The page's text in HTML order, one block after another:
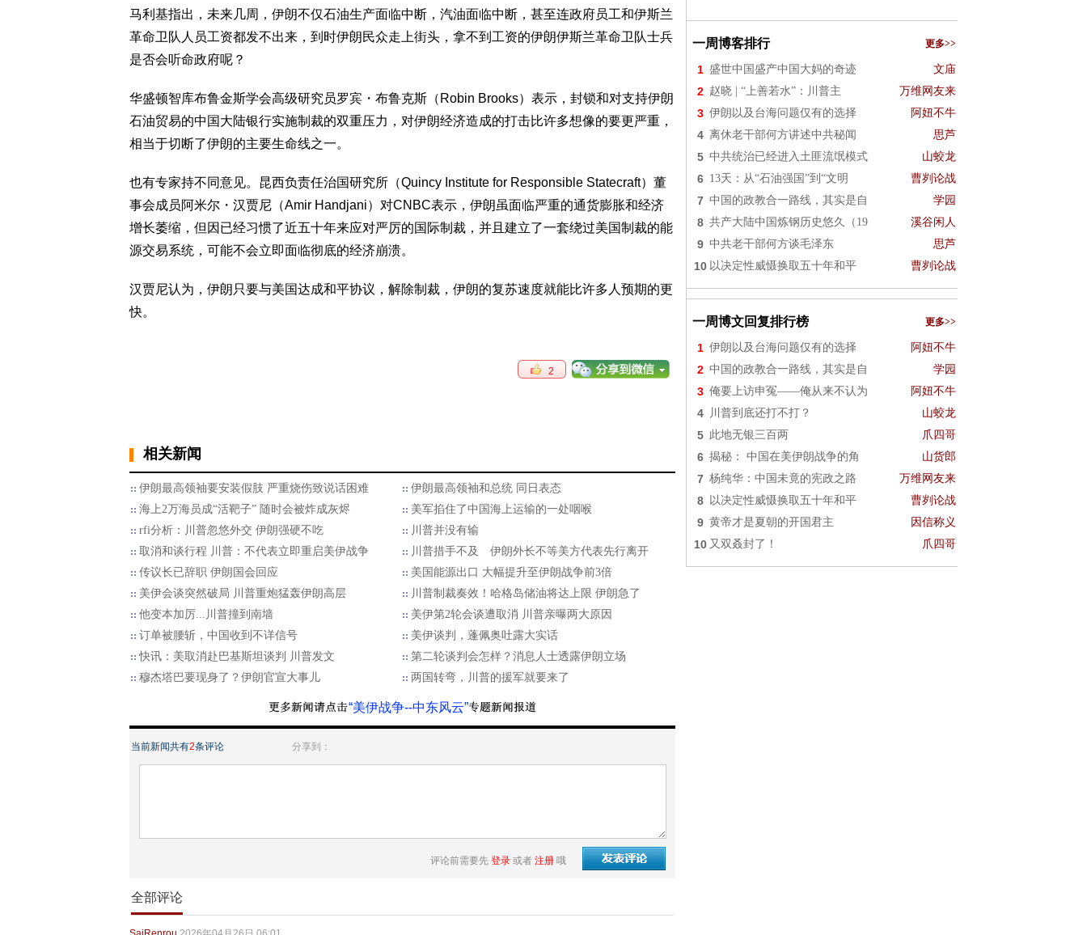
马利基指出，未来几周，伊朗不仅石油生产面临中断，汽油面临中断，甚至连政府员工和伊斯兰
革命卫队人员工资都发不出来，到时伊朗民众走上街头，拿不到工资的伊朗伊斯兰革命卫队士兵
是否会听命政府呢？
华盛顿智库布鲁金斯学会高级研究员罗宾・布鲁克斯（Robin Brooks）表示，封锁和对支持伊朗
石油贸易的中国大陆银行实施制裁的双重压力，对伊朗经济造成的打击比许多想像的要更严重，
相当于切断了伊朗的主要生命线之一。
也有专家持不同意见。昆西负责任治国研究所（Quincy Institute for Responsible Statecraft）董
事会成员阿米尔・汉贾尼（Amir Handjani）对CNBC表示，伊朗虽面临严重的通货膨胀和经济
增长萎缩，但因已经习惯了近五十年来应对严厉的国际制裁，并且建立了一套绕过美国制裁的能
源交易系统，可能不会立即面临彻底的经济崩溃。
汉贾尼认为，伊朗只要与美国达成和平协议，解除制裁，伊朗的复苏速度就能比许多人预期的更
快。
2
相关新闻
伊朗最高领袖要安装假肢 严重烧伤致说话困难
伊朗最高领袖和总统 同日表态
海上2万海员成“活靶子” 随时会被炸成灰烬
美军掐住了中国海上运输的一处咽喉
rfi分析：川普忽悠外交 伊朗强硬不吃
川普并没有输
取消和谈行程 川普：不代表立即重启美伊战争
川普措手不及 伊朗外长不等美方代表先行离开
传议长已辞职 伊朗国会回应
美国能源出口 大幅提升至伊朗战争前3倍
美伊会谈突然破局 川普重炮猛轰伊朗高层
川普制裁奏效！哈格岛储油将达上限 伊朗急了
他变本加厉...川普撞到南墙
美伊第2轮会谈遭取消 川普亲曝两大原因
订单被腰斩，中国收到不详信号
美伊谈判，蓬佩奥吐露大实话
快讯：美取消赴巴基斯坦谈判 川普发文
第二轮谈判会怎样？消息人士透露伊朗立场
穆杰塔巴要现身了？伊朗官宣大事儿
两国转弯，川普的援军就要来了
“美伊战争--中东风云”
当前新闻共有2条评论 分享到：
评论前需要先 登录 或者 注册 哦
全部评论
一周博客排行 更多>>
1 盛世中国盛产中国大妈的奇迹 文庙
2 赵晓 | “上善若水”：川普主 万维网友来
3 伊朗以及台海问题仅有的选择 阿妞不牛
4 离休老干部何方讲述中共秘闻 思芦
5 中共统治已经进入土匪流氓模式 山蛟龙
6 13天：从“石油强国”到“文明 曹刿论战
7 中国的政教合一路线，其实是自 学园
8 共产大陆中国炼钢历史悠久（19 溪谷闲人
9 中共老干部何方谈毛泽东 思芦
10 以决定性威慑换取五十年和平 曹刿论战
一周博文回复排行榜 更多>>
1 伊朗以及台海问题仅有的选择 阿妞不牛
2 中国的政教合一路线，其实是自 学园
3 俺要上访申冤——俺从来不认为 阿妞不牛
4 川普到底还打不打？ 山蛟龙
5 此地无银三百两 爪四哥
6 揭秘： 中国在美伊朗战争的角 山货郎
7 杨纯华：中国未竟的宪政之路 万维网友来
8 以决定性威慑换取五十年和平 曹刿论战
9 黄帝才是夏朝的开国君主 因信称义
10 又双叒封了！ 爪四哥